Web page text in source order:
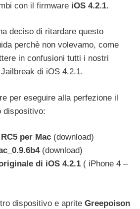
con il firmware iOS 4.2.1.
deciso di ritardare questo
perchè non volevamo, come
in confusioni tutti i nostri
di iOS 4.2.1.
per eseguire alla perfezione il
dispositivo:
per Mac (download)
(download)
di iOS 4.2.1 ( iPhone 4 –
dispositivo e aprite Greepoison